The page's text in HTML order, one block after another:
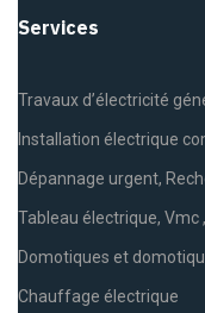
Services
Travaux d’électricité
Installation électrique
Dépannage urgent,
Tableau électrique,
Domotiques et
Chauffage électrique